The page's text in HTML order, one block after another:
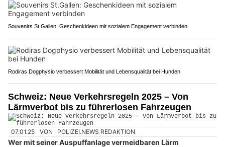
Souvenirs St.Gallen: Geschenkideen mit sozialem Engagement verbinden
Rodiras Dogphysio verbessert Mobilität und Lebensqualität bei Hunden
Schweiz: Neue Verkehrsregeln 2025 – Von
Lärmverbot bis zu führerlosen Fahrzeugen
07.01.25 VON POLIZEI.NEWS REDAKTION
Wer mit seiner Auspuffanlage vermeidbaren Lärm